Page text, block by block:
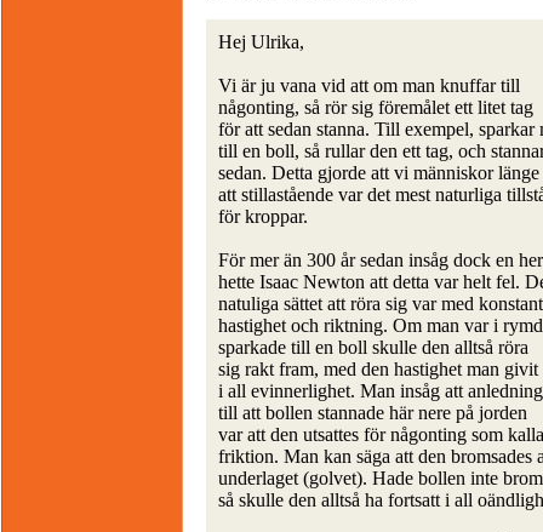
Hej Ulrika,
Vi är ju vana vid att om man knuffar till
någonting, så rör sig föremålet ett litet tag
för att sedan stanna. Till exempel, sparkar
till en boll, så rullar den ett tag, och
sedan. Detta gjorde att vi människor
att stillastående var det mest naturliga
för kroppar.
För mer än 300 år sedan insåg dock en
hette Isaac Newton att detta var helt fel.
natuliga sättet att röra sig var med konstant
hastighet och riktning. Om man var i
sparkade till en boll skulle den alltså röra
sig rakt fram, med den hastighet man givit
i all evinnerlighet. Man insåg att
till att bollen stannade här nere på jorden
var att den utsattes för någonting som
friktion. Man kan säga att den bromsades
underlaget (golvet). Hade bollen inte
så skulle den alltså ha fortsatt i all